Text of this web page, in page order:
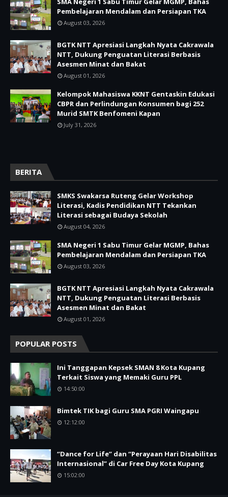
Pembelajaran Mendalam dan Persiapan TKA
August 03, 2026
BGTK NTT Apresiasi Langkah Nyata Cakrawala
NTT, Dukung Penguatan Literasi Berbasis
Asesmen Minat dan Bakat
August 01, 2026
Kelompok Mahasiswa KKNT Gentaskin Edukasi
CBPR dan Perlindungan Konsumen bagi 252
Murid SMTK Benfomeni Kapan
July 31, 2026
BERITA
SMKS Swakarsa Ruteng Gelar Workshop
Literasi, Kadis Pendidikan NTT Tekankan
Literasi sebagai Budaya Sekolah
August 04, 2026
SMA Negeri 1 Sabu Timur Gelar MGMP, Bahas
Pembelajaran Mendalam dan Persiapan TKA
August 03, 2026
BGTK NTT Apresiasi Langkah Nyata Cakrawala
NTT, Dukung Penguatan Literasi Berbasis
Asesmen Minat dan Bakat
August 01, 2026
POPULAR POSTS
Ini Tanggapan Kepsek SMAN 8 Kota Kupang
Terkait Siswa yang Memaki Guru PPL
14:50:00
Bimtek TIK bagi Guru SMA PGRI Waingapu
12:12:00
“Dance for Life” dan “Perayaan Hari Disabilitas
Internasional” di Car Free Day Kota Kupang
15:02:00